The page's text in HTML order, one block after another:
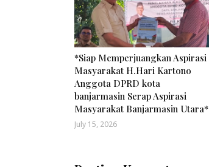
*Siap Memperjuangkan Aspirasi
Masyarakat H.Hari Kartono
Anggota DPRD kota
banjarmasin Serap Aspirasi
Masyarakat Banjarmasin Utara*
July 15, 2026